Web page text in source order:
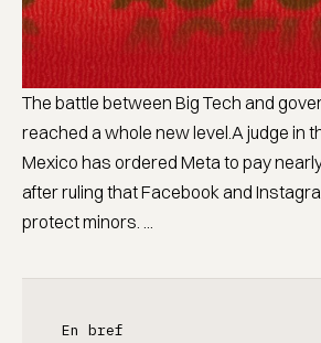
The battle between Big Tech and
reached a whole new level.A judge in
Mexico has ordered Meta to pay
after ruling that Facebook and
protect minors. ...
En bref